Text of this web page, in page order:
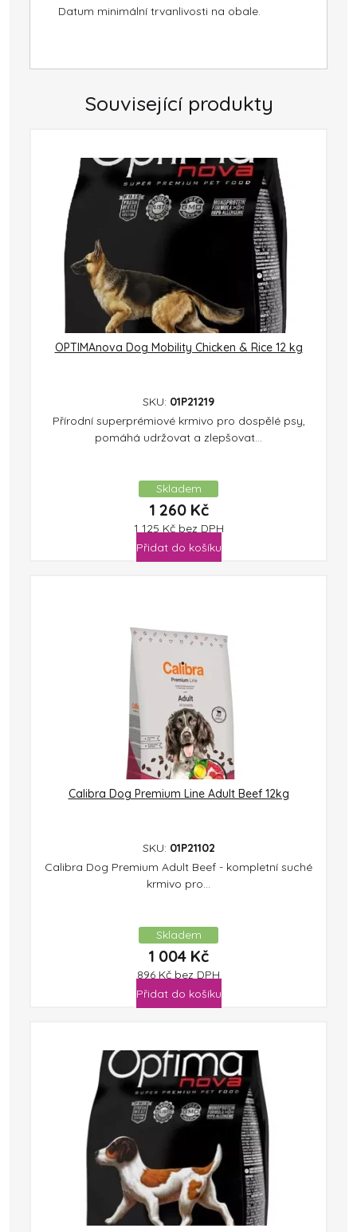
Datum minimální trvanlivosti na obale.
Související produkty
OPTIMAnova Dog Mobility Chicken & Rice 12 kg
SKU: 01P21219
Přírodní superprémiové krmivo pro dospělé psy,
pomáhá udržovat a zlepšovat...
Skladem
1 260 Kč
1 125 Kč bez DPH
Přidat do košíku
Calibra Dog Premium Line Adult Beef 12kg
SKU: 01P21102
Calibra Dog Premium Adult Beef - kompletní suché
krmivo pro...
Skladem
1 004 Kč
896 Kč bez DPH
Přidat do košíku